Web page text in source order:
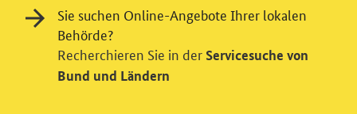
verschiedene Zusatzdienste unserer Webseite: Wir
möchten die Nutzeraktivität mit Hilfe
datenschutzfreundlicher Statistiken verstehen, um
unsere Öffentlichkeitsarbeit zu verbessern. Zusätzlich
Sie suchen Online-Angebote Ihrer lokalen
Behörde?
Recherchieren Sie in der Servicesuche von
Bund und Ländern